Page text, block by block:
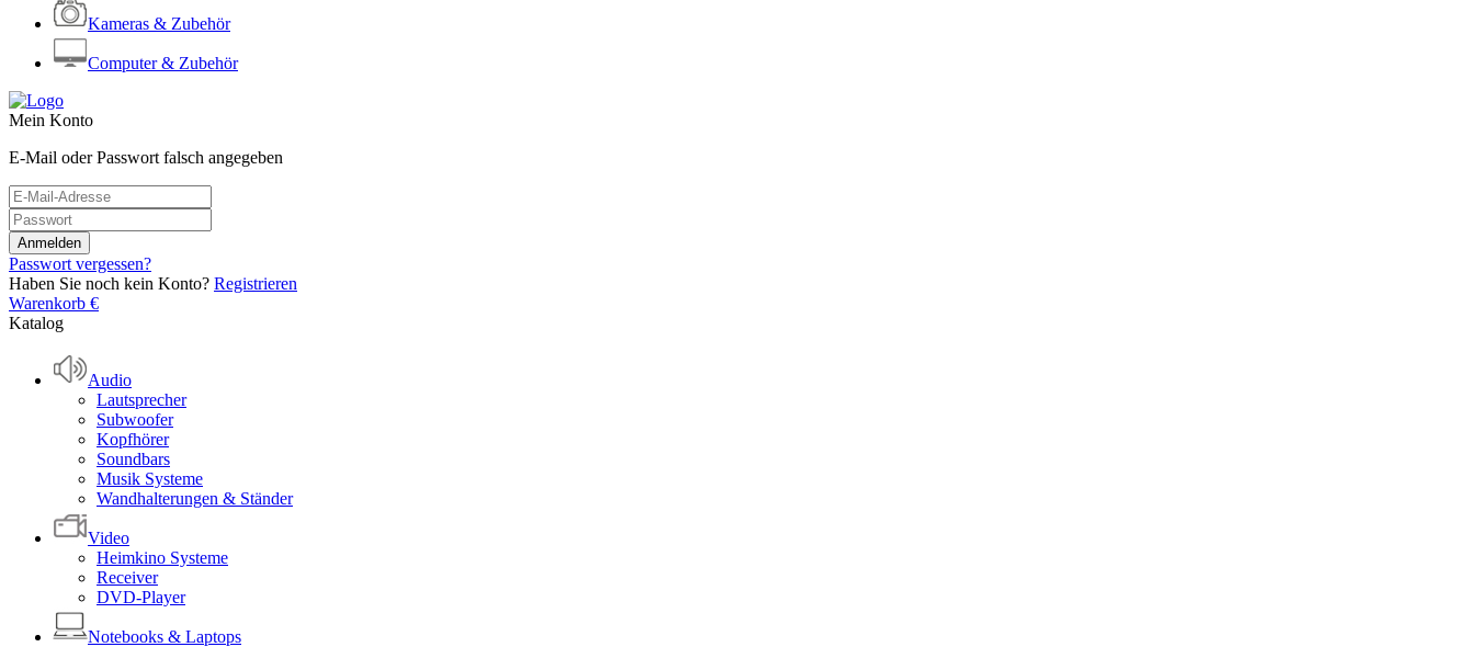
Kameras & Zubehör
Computer & Zubehör
Mein Konto
E-Mail oder Passwort falsch angegeben
Passwort vergessen?
Haben Sie noch kein Konto? Registrieren
Warenkorb €
Katalog
Audio
Lautsprecher
Subwoofer
Kopfhörer
Soundbars
Musik Systeme
Wandhalterungen & Ständer
Video
Heimkino Systeme
Receiver
DVD-Player
Notebooks & Laptops